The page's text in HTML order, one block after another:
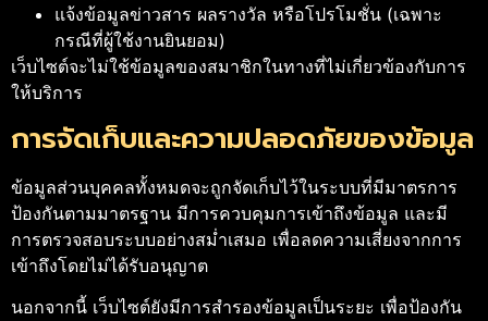
แจ้งข้อมูลข่าวสาร ผลรางวัล หรือโปรโมชั่น (เฉพาะ
กรณีที่ผู้ใช้งานยินยอม)
เว็บไซต์จะไม่ใช้ข้อมูลของสมาชิกในทางที่ไม่เกี่ยวข้องกับการ
ให้บริการ
การจัดเก็บและความปลอดภัยของข้อมูล
ข้อมูลส่วนบุคคลทั้งหมดจะถูกจัดเก็บไว้ในระบบที่มีมาตรการ
ป้องกันตามมาตรฐาน มีการควบคุมการเข้าถึงข้อมูล และมี
การตรวจสอบระบบอย่างสม่ำเสมอ เพื่อลดความเสี่ยงจากการ
เข้าถึงโดยไม่ได้รับอนุญาต
นอกจากนี้ เว็บไซต์ยังมีการสำรองข้อมูลเป็นระยะ เพื่อป้องกัน